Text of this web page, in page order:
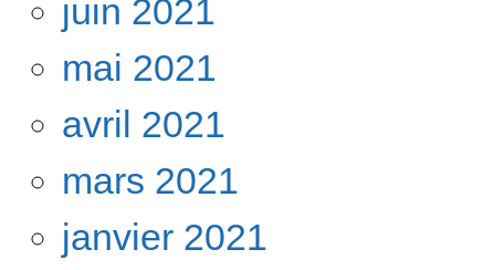
juin 2021
mai 2021
avril 2021
mars 2021
janvier 2021